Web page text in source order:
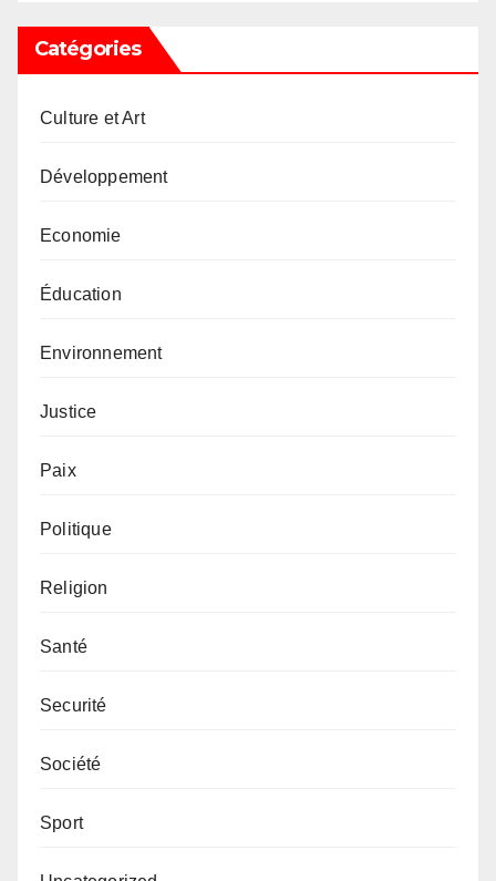
Catégories
Culture et Art
Développement
Economie
Éducation
Environnement
Justice
Paix
Politique
Religion
Santé
Securité
Société
Sport